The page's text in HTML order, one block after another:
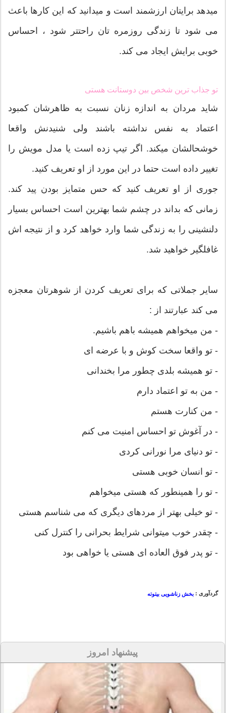
میدهد برایتان ارزشمند است و میدانید که این کارها باعث
می شود تا زندگی روزمره تان راحتتر شود ، احساس
خوبی برایش ایجاد می کند.
تو جذاب ترین شخص بین دوستانت هستی
شاید مردان به اندازه زنان نسبت به ظاهرشان کمبود
اعتماد به نفس نداشته باشند ولی شنیدنش واقعا
خوشحالشان میکند. اگر تیپ زده است یا مدل مویش را
تغییر داده است حتما در این مورد از او تعریف کنید.
جوری از او تعریف کنید که حس متمایز بودن پید کند.
زمانی که بداند در چشم شما بهترین است احساس بسیار
دلنشینی را به زندگی شما وارد خواهد کرد و از نتیجه اش
غافلگیر خواهید شد.
سایر جملاتی که برای تعریف کردن از شوهرتان معجزه
می کند عبارتند از :
- من میخواهم همیشه باهم باشیم.
- تو واقعا سخت کوش و با عرضه ای
- تو همیشه بلدی چطور مرا بخندانی
- من به تو اعتماد دارم
- من کنارت هستم
- در آغوش تو احساس امنیت می کنم
- تو دنیای مرا نورانی کردی
- تو انسان خوبی هستی
- تو را همینطور که هستی میخواهم
- تو خیلی بهتر از مردهای دیگری که می شناسم هستی
- چقدر خوب میتوانی شرایط بحرانی را کنترل کنی
- تو پدر فوق العاده ای هستی یا خواهی بود
گردآوری : بخش زناشویی بیتوته
پیشنهاد امروز